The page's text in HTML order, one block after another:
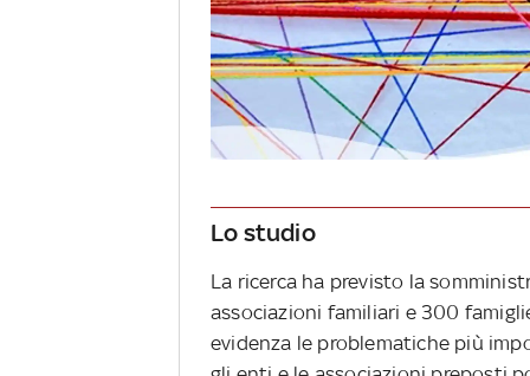
Lo studio
La ricerca ha previsto la
associazioni familiari e 300
evidenza le problematiche più